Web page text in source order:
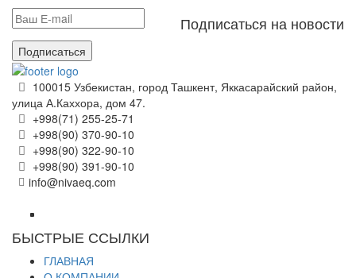
Подписаться на новости
Подписаться
100015 Узбекистан, город Ташкент, Яккасарайский район,
улица А.Каххора, дом 47.
+998(71) 255-25-71
+998(90) 370-90-10
+998(90) 322-90-10
+998(90) 391-90-10
info@nivaeq.com
БЫСТРЫЕ ССЫЛКИ
ГЛАВНАЯ